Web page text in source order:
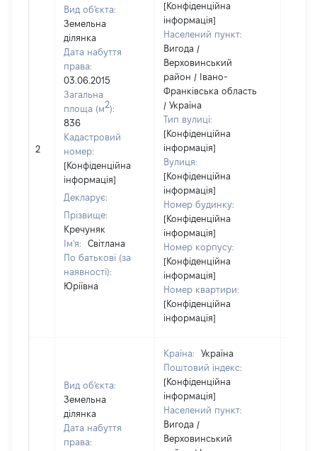
2
Вид об'єкта:
Земельна
ділянка
Дата набуття
права:
03.06.2015
Загальна
площа (м2):
836
Кадастровий
номер:
[Конфіденційна
інформація]
Декларує:
Прізвище:
Кречуняк
Ім'я:
Світлана
По батькові (за
наявності):
Юріївна
[Конфіденційна
інформація]
Населений пункт:
Вигода /
Верховинський
район / Івано-
Франківська область
/ Україна
Тип вулиці:
[Конфіденційна
інформація]
Вулиця:
[Конфіденційна
інформація]
Номер будинку:
[Конфіденційна
інформація]
Номер корпусу:
[Конфіденційна
інформація]
Номер квартири:
[Конфіденційна
інформація]
Вид об'єкта:
Земельна
ділянка
Дата набуття
права:
Країна:
Україна
Поштовий індекс:
[Конфіденційна
інформація]
Населений пункт:
Вигода /
Верховинський